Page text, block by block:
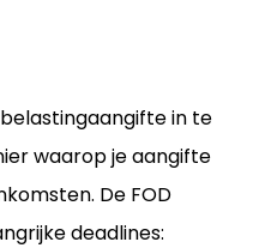
in te
waarop je aangifte
De FOD
deadlines: